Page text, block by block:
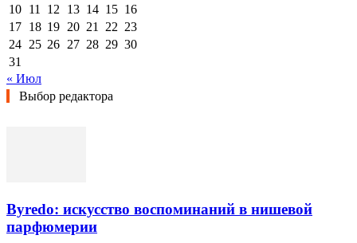
10 11 12 13 14 15 16
17 18 19 20 21 22 23
24 25 26 27 28 29 30
31
« Июл
Выбор редактора
Byredo: искусство воспоминаний в нишевой
парфюмерии